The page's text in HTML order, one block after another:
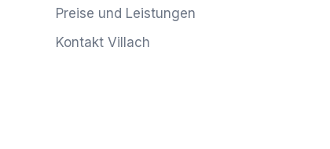
Preise und Leistungen
Kontakt Villach